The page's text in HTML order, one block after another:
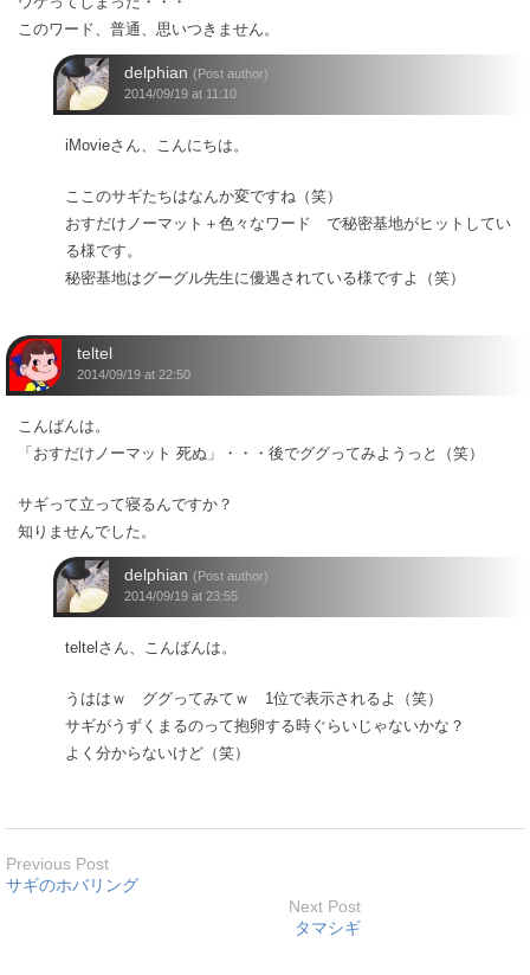
このワード、普通、思いつきません。
delphian (Post author)
2014/09/19 at 11:10
iMovieさん、こんにちは。
ここのサギたちはなんか変ですね（笑）
おすだけノーマット＋色々なワード で秘密基地がヒットしてい
る様です。
秘密基地はグーグル先生に優遇されている様ですよ（笑）
teltel
2014/09/19 at 22:50
こんばんは。
「おすだけノーマット 死ぬ」・・・後でググってみようっと（笑）
サギって立って寝るんですか？
知りませんでした。
delphian (Post author)
2014/09/19 at 23:55
teltelさん、こんばんは。
うははｗ ググってみてｗ 1位で表示されるよ（笑）
サギがうずくまるのって抱卵する時ぐらいじゃないかな？
よく分からないけど（笑）
Previous Post
サギのホバリング
Next Post
タマシギ